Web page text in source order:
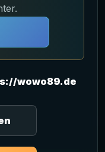
wowo89.de